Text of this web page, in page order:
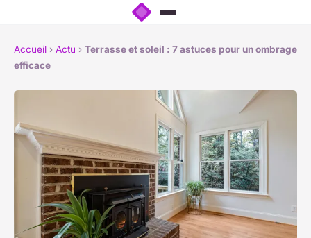
Accueil › Actu › Terrasse et soleil : 7 astuces pour un ombrage
efficace